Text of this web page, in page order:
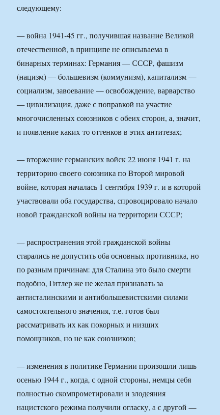
следующему:
— война 1941-45 гг., получившая название Великой
отечественной, в принципе не описываема в
бинарных терминах: Германия — СССР, фашизм
(нацизм) — большевизм (коммунизм), капитализм —
социализм, завоевание — освобождение, варварство
— цивилизация, даже с поправкой на участие
многочисленных союзников с обеих сторон, а, значит,
и появление каких-то оттенков в этих антитезах;
— вторжение германских войск 22 июня 1941 г. на
территорию своего союзника по Второй мировой
войне, которая началась 1 сентября 1939 г. и в которой
участвовали оба государства, спровоцировало начало
новой гражданской войны на территории СССР;
— распространения этой гражданской войны
старались не допустить оба основных противника, но
по разным причинам: для Сталина это было смерти
подобно, Гитлер же не желал признавать за
антисталинскими и антибольшевистскими силами
самостоятельного значения, т.е. готов был
рассматривать их как покорных и низших
помощников, но не как союзников;
— изменения в политике Германии произошли лишь
осенью 1944 г., когда, с одной стороны, немцы себя
полностью скомпрометировали и злодеяния
нацистского режима получили огласку, а с другой —